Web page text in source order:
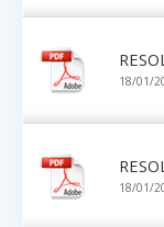
18/01/
18/01/